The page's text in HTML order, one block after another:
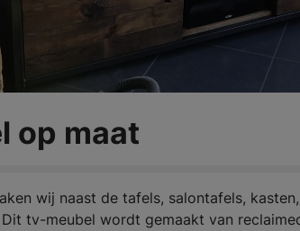
op maat
wij naast de tafels, salontafels,
tv-meubel wordt gemaakt van